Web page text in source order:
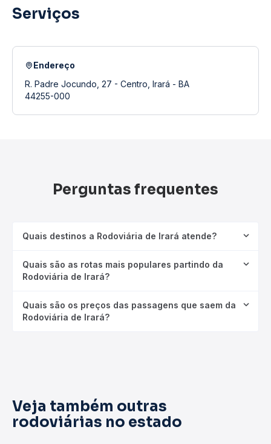
Serviços
Endereço
R. Padre Jocundo, 27 - Centro, Irará - BA
44255-000
Perguntas frequentes
Quais destinos a Rodoviária de Irará atende?
Quais são as rotas mais populares partindo da
Rodoviária de Irará?
Quais são os preços das passagens que saem da
Rodoviária de Irará?
Veja também outras
rodoviárias no estado